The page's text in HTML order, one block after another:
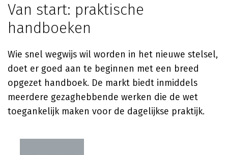
Van start: praktische
handboeken
Wie snel wegwijs wil worden in het nieuwe stelsel,
doet er goed aan te beginnen met een breed
opgezet handboek. De markt biedt inmiddels
meerdere gezaghebbende werken die de wet
toegankelijk maken voor de dagelijkse praktijk.